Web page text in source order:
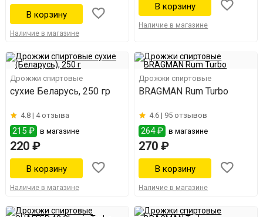
Наличие в магазине
Наличие в магазине
Дрожжи спиртовые
сухие Беларусь, 250 гр
4.8 | 4 отзыва
215 ₽ в магазине
220 ₽
Наличие в магазине
Дрожжи спиртовые
BRAGMAN Rum Turbo
4.6 | 95 отзывов
264 ₽ в магазине
270 ₽
Наличие в магазине